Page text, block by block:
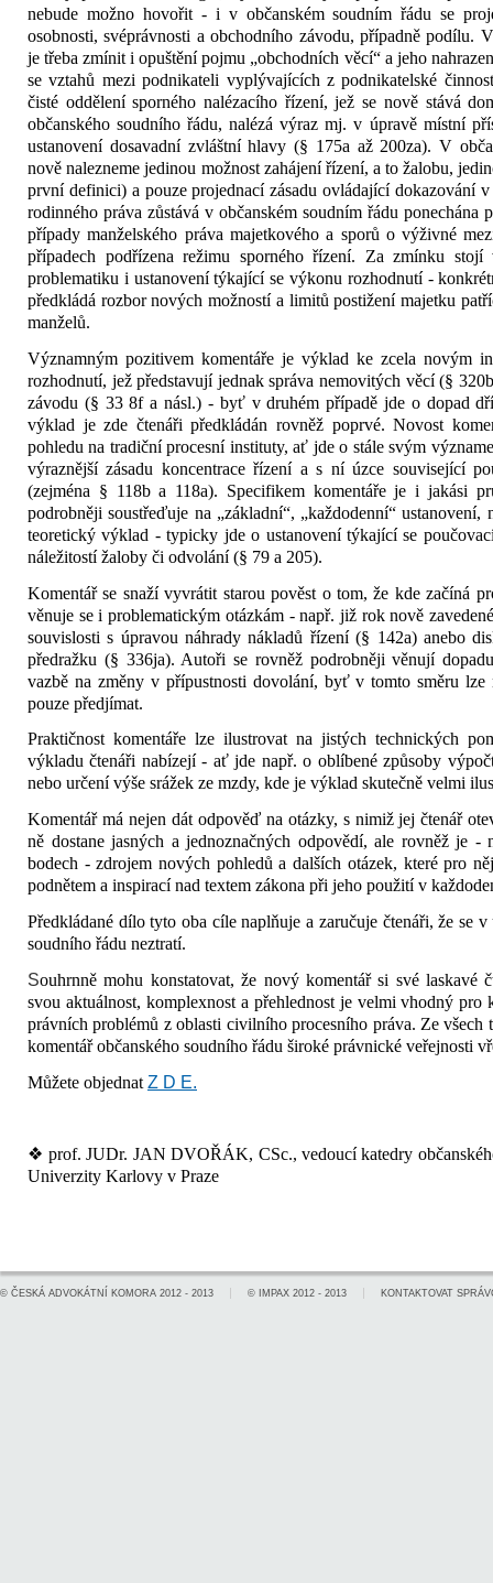
nebude možno hovořit - i v ob­čanském soudním řádu se
osobnosti, svéprávnosti a obchodního závodu, případně podí­lu.
je třeba zmínit i opuštění pojmu „obchodních věcí“ a jeho
se vztahů mezi podnikateli vyplývajících z podnikatelské
čisté odděle­ní sporného nalézacího řízení, jež se nově stává
občanského soudního řádu, nalézá výraz mj. v úpravě místní
ustanovení dosavadní zvláštní hlavy (§ 175a až 200za). V
nově nalez­neme jedinou možnost zahájení řízení, a to žalobu,
první definici) a pouze projednací zásadu ovládající dokazování
rodinného prá­va zůstává v občanském soudním řádu ponechána
případy manželského práva majetkové­ho a sporů o výživné
případech podřízena reži­mu sporného řízení. Za zmínku
problemati­ku i ustanovení týkající se výkonu roz­hodnutí -
předkládá rozbor nových možnos­tí a limitů postižení majetku
manželů.
Významným pozitivem komentáře je výklad ke zcela novým
rozhodnutí, jež před­stavují jednak správa nemovitých věcí (§
závo­du (§ 33 8f a násl.) - byť v druhém pří­padě jde o dopad
výklad je zde čtenáři předklá­dán rovněž poprvé. Novost
pohledu na tra­diční procesní instituty, ať jde o stále svým
výraznější zásadu koncentrace říze­ní a s ní úzce související
(zejména § 118b a 118a). Specifikem komentáře je i jakási
podrobněji sou­střeďuje na „základní“, „každodenní“ ustanovení,
teoretický výklad - typicky jde o usta­novení týkající se
náležitostí žaloby či od­volání (§ 79 a 205).
Komentář se snaží vyvrátit starou po­věst o tom, že kde začíná
věnuje se i problema­tickým otázkám - např. již rok nově
sou­vislosti s úpravou náhrady nákladů ří­zení (§ 142a) anebo
předražku (§ 336ja). Autoři se rovněž podrobněji věnují
vazbě na změ­ny v přípustnosti dovolání, byť v tom­to směru lze
pouze předjímat.
Praktičnost komentáře lze ilustrovat na jistých technických
výkladu čtenáři nabízejí - ať jde např. o oblíbené způsoby
nebo ur­čení výše srážek ze mzdy, kde je výklad skutečně velmi
Komentář má nejen dát odpověď na otázky, s nimiž jej čtenář
ně dostane jasných a jednoznačných odpovědí, ale rovněž je -
bodech - zdrojem nových pohledů a dalších otá­zek, které pro
podnětem a inspirací nad textem zákona při jeho použití v
Předkládané dílo tyto oba cíle naplňuje a zaručuje čtenáři, že se v
soudního řádu neztratí.
Souhrnně mohu konstatovat, že no­vý komentář si své laskavé
svou aktuálnost, kom­plexnost a přehlednost je velmi vhodný pro
právních problémů z oblasti civilního procesní­ho práva. Ze všech
komentář občanského soud­ního řádu široké právnické veřejnosti
Můžete objednat Z D E.
❖ prof. JUDr. JAN DVOŘÁK, CSc., vedoucí katedry
Univerzity Karlovy v Praze
© ČESKÁ ADVOKÁTNÍ KOMORA 2012 - 2013 © IMPAX 2012 - 2013 KONTAKTOVAT